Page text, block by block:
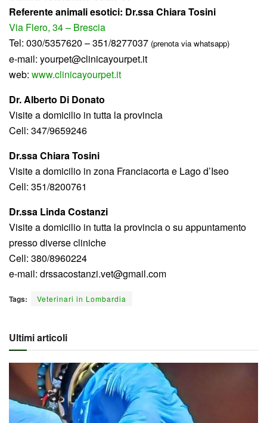
Referente animali esotici: Dr.ssa Chiara Tosini
Via Flero, 34 – Brescia
Tel: 030/5357620 – 351/8277037 (prenota via whatsapp)
e-mail: yourpet@clinicayourpet.it
web: www.clinicayourpet.it
Dr. Alberto Di Donato
Visite a domicilio in tutta la provincia
Cell: 347/9659246
Dr.ssa Chiara Tosini
Visite a domicilio in zona Franciacorta e Lago d’Iseo
Cell: 351/8200761
Dr.ssa Linda Costanzi
Visite a domicilio in tutta la provincia o su appuntamento
presso diverse cliniche
Cell: 380/8960224
e-mail: drssacostanzi.vet@gmail.com
Tags: Veterinari in Lombardia
Ultimi articoli